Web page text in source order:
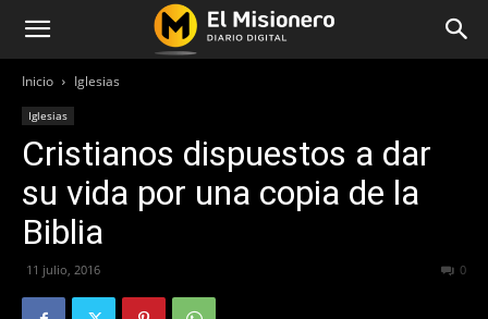
Inicio Iglesias
Iglesias
Cristianos dispuestos a dar
su vida por una copia de la
Biblia
11 julio, 2016 0